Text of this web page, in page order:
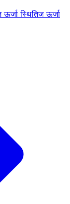
ऊर्जा स्थितिज ऊर्जा